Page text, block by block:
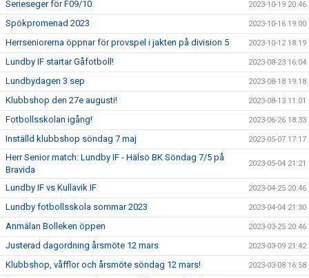
Serieseger för F09/10 2023-10-19 20:46
Spökpromenad 2023 2023-10-16 19:00
Herrseniorerna öppnar för provspel i jakten på division 5 2023-10-12 18:19
Lundby IF startar Gåfotboll! 2023-08-23 16:04
Lundbydagen 3 sep 2023-08-18 19:18
Klubbshop den 27e augusti! 2023-08-13 11:01
Fotbollsskolan igång! 2023-06-26 18:33
Inställd klubbshop söndag 7 maj 2023-05-07 17:17
Herr Senior match: Lundby IF - Hälsö BK Söndag 7/5 på
Bravida
2023-05-04 21:21
Lundby IF vs Kullavik IF 2023-04-25 20:46
Lundby fotbollsskola sommar 2023 2023-04-04 21:30
Anmälan Bolleken öppen 2023-03-25 20:46
Justerad dagordning årsmöte 12 mars 2023-03-09 21:42
Klubbshop, våfflor och årsmöte söndag 12 mars! 2023-03-08 16:58